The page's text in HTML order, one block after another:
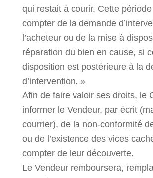
qui restait à courir. Cette
compter de la demande
l’acheteur ou de la mise à
réparation du bien en cause, si
disposition est postérieure à la
d’intervention. »
Afin de faire valoir ses droits, le
informer le Vendeur, par écrit
courrier), de la non-conformité
ou de l’existence des vices
compter de leur découverte.
Le Vendeur remboursera,